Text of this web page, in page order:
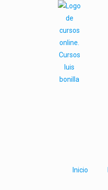
Inicio